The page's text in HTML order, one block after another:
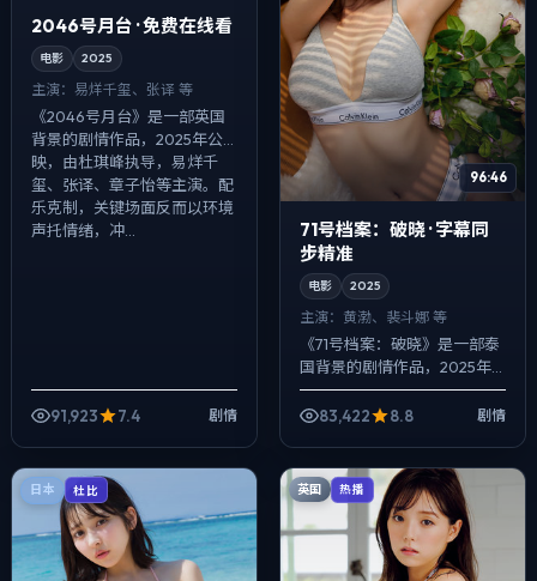
2046号月台 · 免费在线看
电影 2025
主演： 易烊千玺、张译 等
《2046号月台》是一部英国
背景的剧情作品，2025年公
映，由杜琪峰执导，易烊千
玺、张译、章子怡等主演。配
乐克制，关键场面反而以环境
声托情绪，冲...
91,923 7.4 剧情
96:46
71号档案：破晓 · 字幕同
步精准
电影 2025
主演： 黄渤、裴斗娜 等
《71号档案：破晓》是一部泰
国背景的剧情作品，2025年
公映，由杜琪峰执导，黄渤、
裴斗娜、谭卓等主演。以冷峻
83,422 8.8 剧情
日本 杜比 英国 热播